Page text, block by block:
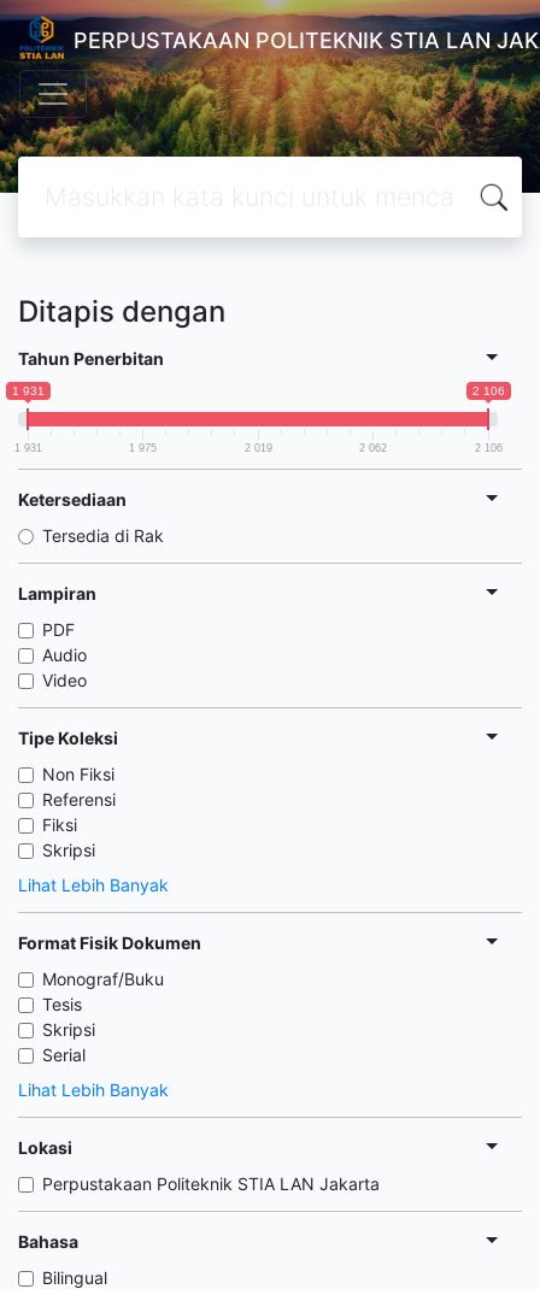
PERPUSTAKAAN POLITEKNIK STIA LAN
Ditapis dengan
Tahun Penerbitan
1 931 2 106
1 931 1 975 2 019 2 062 2 106
Ketersediaan
Tersedia di Rak
Lampiran
PDF
Audio
Video
Tipe Koleksi
Non Fiksi
Referensi
Fiksi
Skripsi
Lihat Lebih Banyak
Format Fisik Dokumen
Monograf/Buku
Tesis
Skripsi
Serial
Lihat Lebih Banyak
Lokasi
Perpustakaan Politeknik STIA LAN Jakarta
Bahasa
Bilingual